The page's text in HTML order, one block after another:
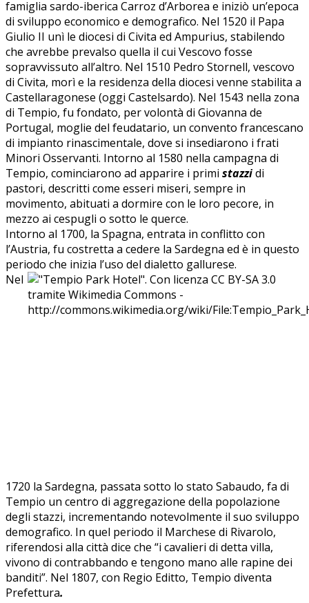
famiglia sardo-iberica Carroz d’Arborea e iniziò un’epoca
di sviluppo economico e demografico. Nel 1520 il Papa
Giulio II unì le diocesi di Civita ed Ampurius, stabilendo
che avrebbe prevalso quella il cui Vescovo fosse
sopravvissuto all’altro. Nel 1510 Pedro Stornell, vescovo
di Civita, morì e la residenza della diocesi venne stabilita a
Castellaragonese (oggi Castelsardo). Nel 1543 nella zona
di Tempio, fu fondato, per volontà di Giovanna de
Portugal, moglie del feudatario, un convento francescano
di impianto rinascimentale, dove si insediarono i frati
Minori Osservanti. Intorno al 1580 nella campagna di
Tempio, cominciarono ad apparire i primi stazzidi
pastori, descritti come esseri miseri, sempre in
movimento, abituati a dormire con le loro pecore, in
mezzo ai cespugli o sotto le querce.
Intorno al 1700, la Spagna, entrata in conflitto con
l’Austria, fu costretta a cedere la Sardegna ed è in questo
periodo che inizia l’uso del dialetto gallurese.
Nel
1720 la Sardegna, passata sotto lo stato Sabaudo, fa di
Tempio un centro di aggregazione della popolazione
degli stazzi, incrementando notevolmente il suo sviluppo
demografico. In quel periodo il Marchese di Rivarolo,
riferendosi alla città dice che “i cavalieri di detta villa,
vivono di contrabbando e tengono mano alle rapine dei
banditi”. Nel 1807, con Regio Editto, Tempio diventa
Prefettura.